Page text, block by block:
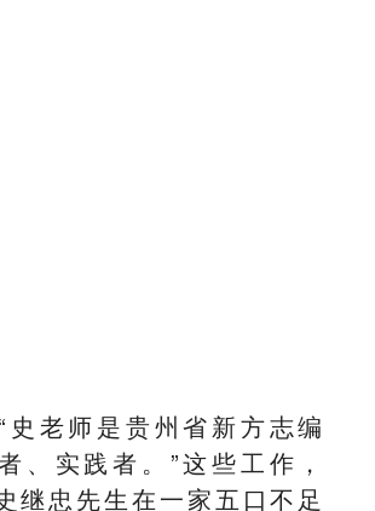
史老师是贵州省新方志编
、实践者。”这些工作，
继忠先生在一家五口不足